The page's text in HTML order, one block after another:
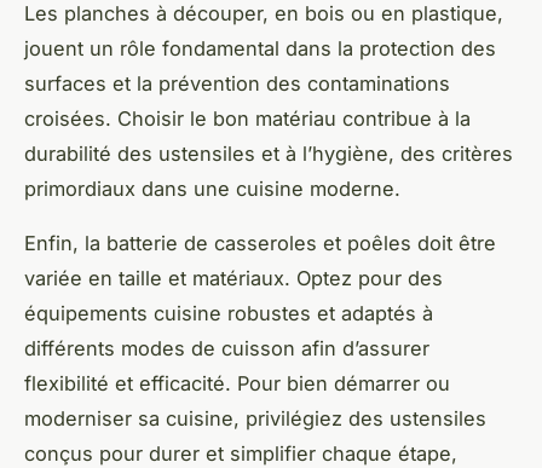
Les planches à découper, en bois ou en plastique,
jouent un rôle fondamental dans la protection des
surfaces et la prévention des contaminations
croisées. Choisir le bon matériau contribue à la
durabilité des ustensiles et à l’hygiène, des critères
primordiaux dans une cuisine moderne.
Enfin, la batterie de casseroles et poêles doit être
variée en taille et matériaux. Optez pour des
équipements cuisine robustes et adaptés à
différents modes de cuisson afin d’assurer
flexibilité et efficacité. Pour bien démarrer ou
moderniser sa cuisine, privilégiez des ustensiles
conçus pour durer et simplifier chaque étape,